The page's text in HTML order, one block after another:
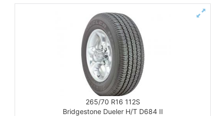
265/70 R16 112S
Bridgestone Dueler H/T D684 II